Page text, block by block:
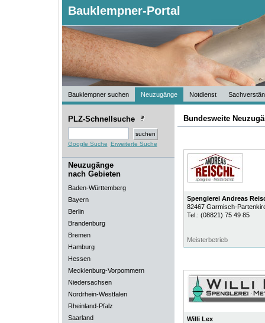
Bauklempner-Portal
Bauklempner suchen Neuzugänge Notdienst
PLZ-Schnellsuche
Google Suche Erweiterte Suche
Neuzugänge
nach Gebieten
Baden-Württemberg
Bayern
Berlin
Brandenburg
Bremen
Hamburg
Hessen
Mecklenburg-Vorpommern
Niedersachsen
Nordrhein-Westfalen
Rheinland-Pfalz
Saarland
Bundesweite
Spenglerei Andreas
82467 Garmisch-
Tel.: (08821) 75 49 85
Meisterbetrieb
Willi Lex